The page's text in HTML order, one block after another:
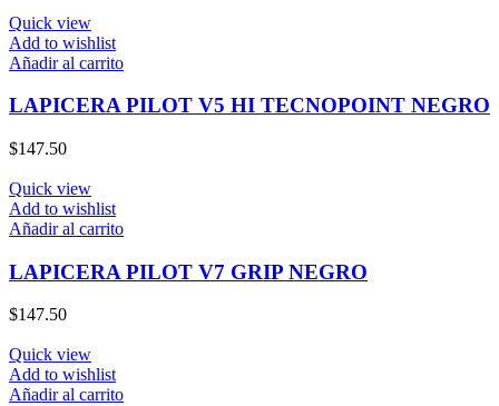
Quick view
Add to wishlist
Añadir al carrito
LAPICERA PILOT V5 HI TECNOPOINT NEGRO
$147.50
Quick view
Add to wishlist
Añadir al carrito
LAPICERA PILOT V7 GRIP NEGRO
$147.50
Quick view
Add to wishlist
Añadir al carrito